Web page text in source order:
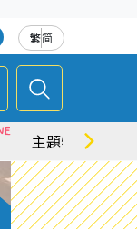
繁简
主題特集